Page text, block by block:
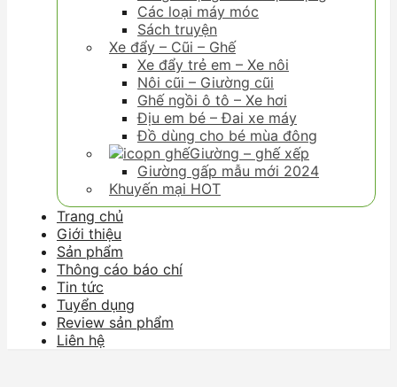
Các loại máy móc
Sách truyện
Xe đẩy – Cũi – Ghế
Xe đẩy trẻ em – Xe nôi
Nôi cũi – Giường cũi
Ghế ngồi ô tô – Xe hơi
Địu em bé – Đai xe máy
Đồ dùng cho bé mùa đông
Giường – ghế xếp
Giường gấp mẫu mới 2024
Khuyến mại HOT
Trang chủ
Giới thiệu
Sản phẩm
Thông cáo báo chí
Tin tức
Tuyển dụng
Review sản phẩm
Liên hệ